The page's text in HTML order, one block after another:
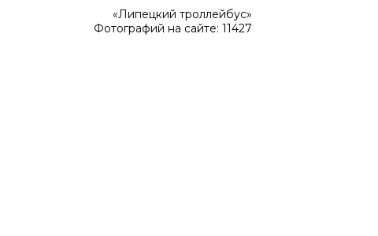
«Липецкий троллейбус»
Фотографий на сайте: 11427